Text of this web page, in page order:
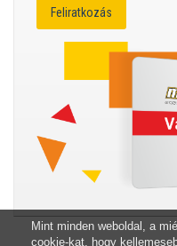
Mint minden weboldal, a
cookie-kat, hogy